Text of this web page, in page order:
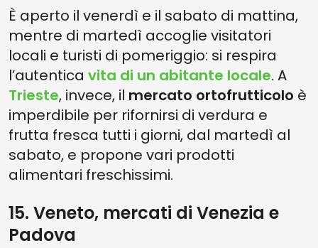
È aperto il venerdì e il sabato di mattina,
mentre di martedì accoglie visitatori
locali e turisti di pomeriggio: si respira
l’autentica vita di un abitante locale. A
Trieste, invece, il mercato ortofrutticolo è
imperdibile per rifornirsi di verdura e
frutta fresca tutti i giorni, dal martedì al
sabato, e propone vari prodotti
alimentari freschissimi.
15. Veneto, mercati di Venezia e
Padova